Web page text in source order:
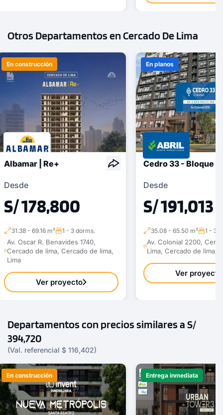
1 unidad disponible
S/ 394,720
Modelo TIPO 11D-I
2 dorms. 2 baños
Otros Departamentos en Cercado De Lima
En construcción
Albamar | Re+
Desde
S/ 178,800
31.38 - 69.16 m² 1 - 3 dorms.
Av. Oscar R. Benavides 1740,
Cercado de lima, Cercado de lima,
Lima
Ver proyecto
En planos
Cedro 33 - Bloque B
Desde
S/ 191,013
35.08 - 65.50 m² 1 - 3
Av. Colonial 2200,
Lima, Cercado de lima,
Ver proyecto
Departamentos con precios similares a S/
394,720
(Val. referencial $ 116,402)
En construcción Entrega inmediata